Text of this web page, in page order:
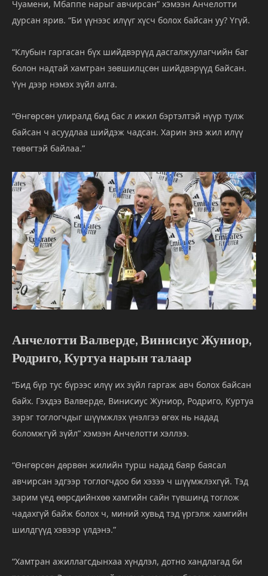
Чуамени, Мбаппе нарыг авчирсан” хэмээн Анчелотти
дурсан ярив. “Би үүнээс илүүг хүсч болох байсан уу? Үгүй.
“Клубын гаргасан бүх шийдвэрүүд дасгалжуулагчийн баг
болон надтай хамтран зөвшилцсөн шийдвэрүүд байсан.
Үүн дээр нэмэх зүйл алга.
“Өнгөрсөн улиралд бид бас л ижил бэртэлтэй нүүр тулж
байсан ч асуудлаа шийдэж чадсан. Харин энэ жил илүү
төвөгтэй байлаа.”
АнчелоттиВалверде,Винисиус Жуниор,
Родриго,Куртуанарынталаар
“Бид бүр тус бүрээс илүү их зүйл гаргаж авч болох байсан
байх. Гэхдээ Валверде, Винисиус Жуниор, Родриго, Куртуа
зэрэг тоглогчдыг шүүмжлэх үнэлгээ өгөх нь надад
боломжгүй зүйл” хэмээн Анчелотти хэллээ.
“Өнгөрсөн дөрвөн жилийн турш надад баяр баясал
авчирсан эдгээр тоглогчдоо би хэзээ ч шүүмжлэхгүй. Тэд
зарим үед өөрсдийнхөө хамгийн сайн түвшинд тоглож
чадахгүй байж болох ч, миний хувьд тэд үргэлж хамгийн
шилдгүүд хэвээр үлдэнэ.”
“Хамтран ажиллагсдынхаа хүндлэл, дотно хандлагад би